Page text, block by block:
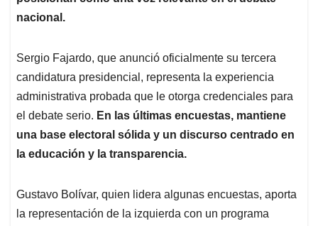
nacional.
Sergio Fajardo, que anunció oficialmente su tercera
candidatura presidencial, representa la experiencia
administrativa probada que le otorga credenciales para
el debate serio. En las últimas encuestas, mantiene
una base electoral sólida y un discurso centrado en
la educación y la transparencia.
Gustavo Bolívar, quien lidera algunas encuestas, aporta
la representación de la izquierda con un programa